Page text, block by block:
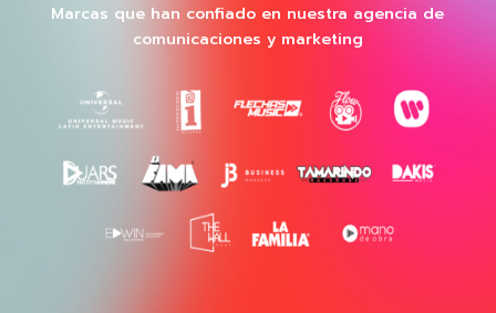
Marcas que han confiado en nuestra agencia de
comunicaciones y marketing